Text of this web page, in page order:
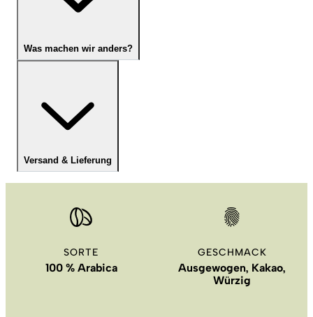
Was machen wir anders?
Versand & Lieferung
SORTE
100 % Arabica
GESCHMACK
Ausgewogen, Kakao,
Würzig